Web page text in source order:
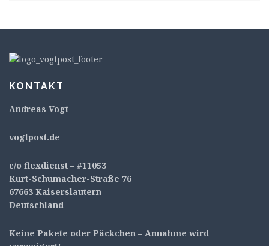
KONTAKT
Andreas Vogt
vogtpost.de
c/o flexdienst – #11053
Kurt-Schumacher-Straße 76
67663 Kaiserslautern
Deutschland
Keine Pakete oder Päckchen – Annahme wird